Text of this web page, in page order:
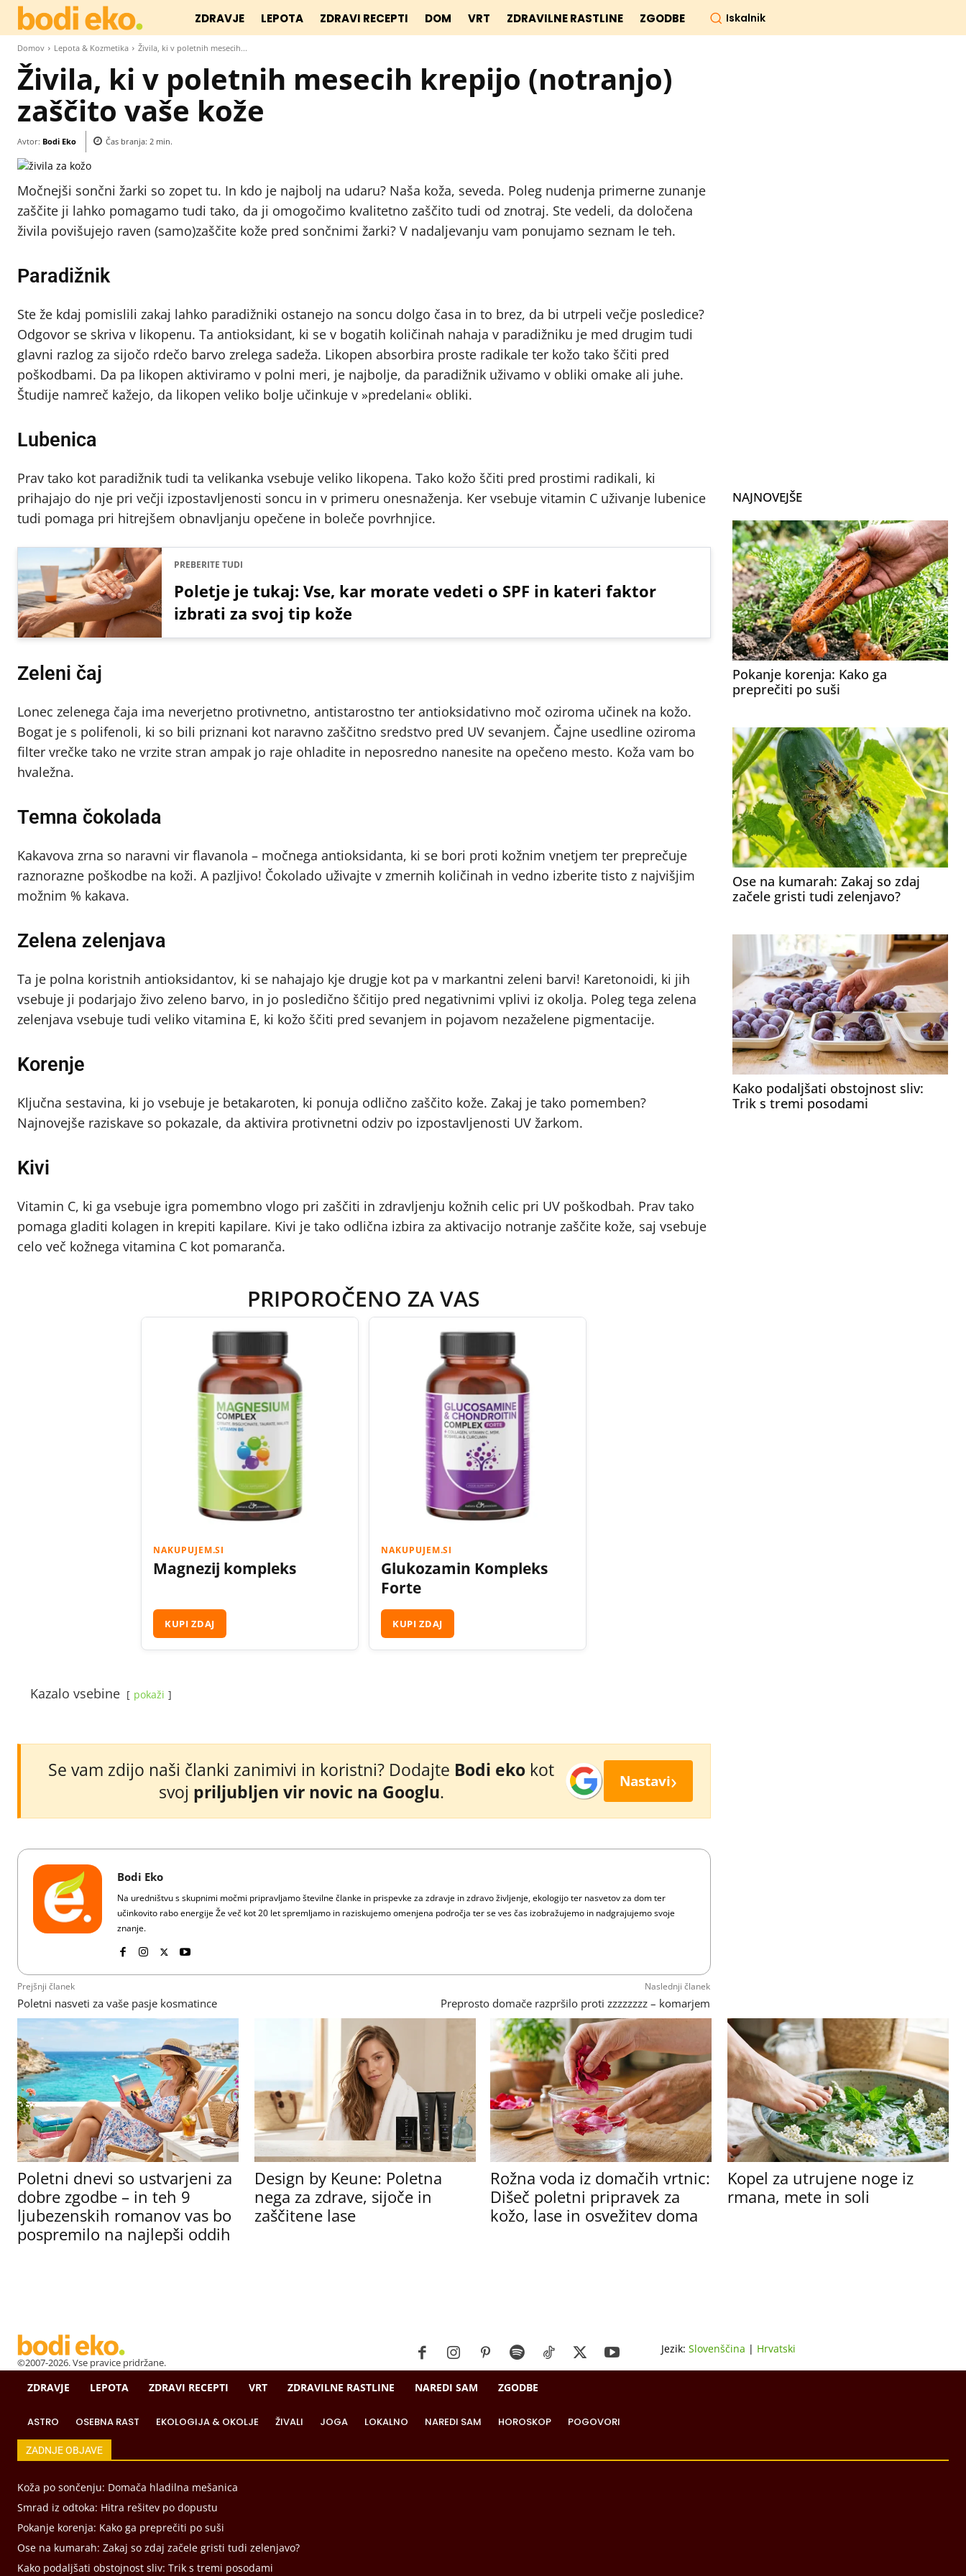
ZDRAVJE LEPOTA ZDRAVI RECEPTI DOM VRT ZDRAVILNE RASTLINE ZGODBE Iskalnik
Domov Lepota & Kozmetika Živila, ki v poletnih mesecih...
Živila, ki v poletnih mesecih krepijo (notranjo)
zaščito vaše kože
Avtor: Bodi Eko Čas branja: 2 min.
Močnejši sončni žarki so zopet tu. In kdo je najbolj na udaru? Naša koža, seveda. Poleg nudenja primerne zunanje
zaščite ji lahko pomagamo tudi tako, da ji omogočimo kvalitetno zaščito tudi od znotraj. Ste vedeli, da določena
živila povišujejo raven (samo)zaščite kože pred sončnimi žarki? V nadaljevanju vam ponujamo seznam le teh.
Paradižnik
Ste že kdaj pomislili zakaj lahko paradižniki ostanejo na soncu dolgo časa in to brez, da bi utrpeli večje posledice?
Odgovor se skriva v likopenu. Ta antioksidant, ki se v bogatih količinah nahaja v paradižniku je med drugim tudi
glavni razlog za sijočo rdečo barvo zrelega sadeža. Likopen absorbira proste radikale ter kožo tako ščiti pred
poškodbami. Da pa likopen aktiviramo v polni meri, je najbolje, da paradižnik uživamo v obliki omake ali juhe.
Študije namreč kažejo, da likopen veliko bolje učinkuje v »predelani« obliki.
Lubenica
Prav tako kot paradižnik tudi ta velikanka vsebuje veliko likopena. Tako kožo ščiti pred prostimi radikali, ki
prihajajo do nje pri večji izpostavljenosti soncu in v primeru onesnaženja. Ker vsebuje vitamin C uživanje lubenice
tudi pomaga pri hitrejšem obnavljanju opečene in boleče povrhnjice.
PREBERITE TUDI
Poletje je tukaj: Vse, kar morate vedeti o SPF in kateri faktor
izbrati za svoj tip kože
Zeleni čaj
Lonec zelenega čaja ima neverjetno protivnetno, antistarostno ter antioksidativno moč oziroma učinek na kožo.
Bogat je s polifenoli, ki so bili priznani kot naravno zaščitno sredstvo pred UV sevanjem. Čajne usedline oziroma
filter vrečke tako ne vrzite stran ampak jo raje ohladite in neposredno nanesite na opečeno mesto. Koža vam bo
hvaležna.
Temna čokolada
Kakavova zrna so naravni vir flavanola – močnega antioksidanta, ki se bori proti kožnim vnetjem ter preprečuje
raznorazne poškodbe na koži. A pazljivo! Čokolado uživajte v zmernih količinah in vedno izberite tisto z najvišjim
možnim % kakava.
Zelena zelenjava
Ta je polna koristnih antioksidantov, ki se nahajajo kje drugje kot pa v markantni zeleni barvi! Karetonoidi, ki jih
vsebuje ji podarjajo živo zeleno barvo, in jo posledično ščitijo pred negativnimi vplivi iz okolja. Poleg tega zelena
zelenjava vsebuje tudi veliko vitamina E, ki kožo ščiti pred sevanjem in pojavom nezaželene pigmentacije.
Korenje
Ključna sestavina, ki jo vsebuje je betakaroten, ki ponuja odlično zaščito kože. Zakaj je tako pomemben?
Najnovejše raziskave so pokazale, da aktivira protivnetni odziv po izpostavljenosti UV žarkom.
Kivi
Vitamin C, ki ga vsebuje igra pomembno vlogo pri zaščiti in zdravljenju kožnih celic pri UV poškodbah. Prav tako
pomaga gladiti kolagen in krepiti kapilare. Kivi je tako odlična izbira za aktivacijo notranje zaščite kože, saj vsebuje
celo več kožnega vitamina C kot pomaranča.
PRIPOROČENO ZA VAS
NAKUPUJEM.SI
Magnezij kompleks
KUPI ZDAJ
NAKUPUJEM.SI
Glukozamin Kompleks
Forte
KUPI ZDAJ
Kazalo vsebine pokaži
Se vam zdijo naši članki zanimivi in koristni? Dodajte Bodi eko kot
svoj priljubljen vir novic na Googlu. Nastavi›
Bodi Eko
Na uredništvu s skupnimi močmi pripravljamo številne članke in prispevke za zdravje in zdravo življenje, ekologijo ter nasvetov za dom ter
učinkovito rabo energije Že več kot 20 let spremljamo in raziskujemo omenjena področja ter se ves čas izobražujemo in nadgrajujemo svoje
znanje.
Prejšnji članek
Poletni nasveti za vaše pasje kosmatince
Naslednji članek
Preprosto domače razpršilo proti zzzzzzzz – komarjem
NAJNOVEJŠE
Pokanje korenja: Kako ga
preprečiti po suši
Ose na kumarah: Zakaj so zdaj
začele gristi tudi zelenjavo?
Kako podaljšati obstojnost sliv:
Trik s tremi posodami
Poletni dnevi so ustvarjeni za
dobre zgodbe – in teh 9
ljubezenskih romanov vas bo
pospremilo na najlepši oddih
Design by Keune: Poletna
nega za zdrave, sijoče in
zaščitene lase
Rožna voda iz domačih vrtnic:
Dišeč poletni pripravek za
kožo, lase in osvežitev doma
Kopel za utrujene noge iz
rmana, mete in soli
©2007-2026. Vse pravice pridržane.
Jezik: Slovenščina | Hrvatski
ZDRAVJE LEPOTA ZDRAVI RECEPTI VRT ZDRAVILNE RASTLINE NAREDI SAM ZGODBE
ASTRO OSEBNA RAST EKOLOGIJA & OKOLJE ŽIVALI JOGA LOKALNO NAREDI SAM HOROSKOP POGOVORI
ZADNJE OBJAVE
Koža po sončenju: Domača hladilna mešanica
Smrad iz odtoka: Hitra rešitev po dopustu
Pokanje korenja: Kako ga preprečiti po suši
Ose na kumarah: Zakaj so zdaj začele gristi tudi zelenjavo?
Kako podaljšati obstojnost sliv: Trik s tremi posodami